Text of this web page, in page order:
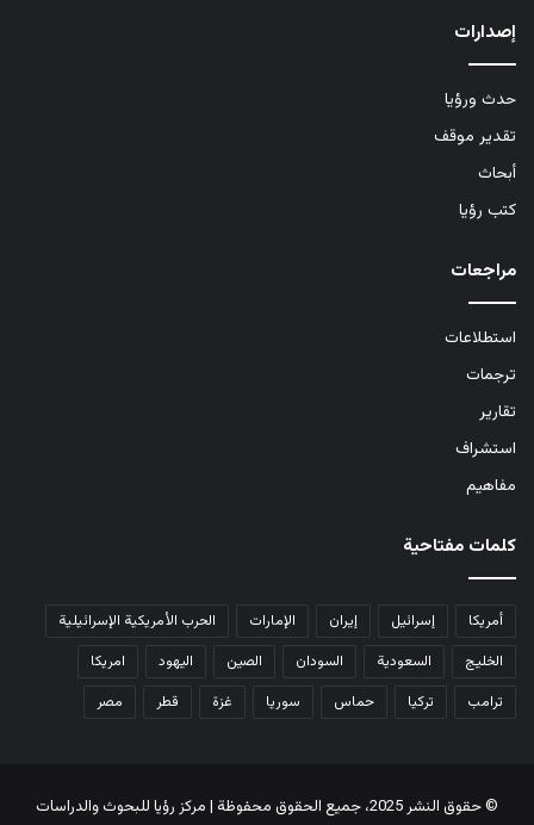
إصدارات
حدث ورؤيا
تقدير موقف
أبحاث
كتب رؤيا
مراجعات
استطلاعات
ترجمات
تقارير
استشراف
مفاهيم
كلمات مفتاحية
أمريكا إسرائيل إيران الإمارات
الحرب الأمريكية الإسرائيلية
الخليج
السعودية السودان الصين اليهود
امريكا
ترامب
تركيا حماس سوريا غزة قطر مصر
© حقوق النشر 2025، جميع الحقوق محفوظة | مركز رؤيا للبحوث والدراسات